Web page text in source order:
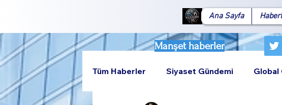
Ana Sayfa
Manşet haberler
Tüm Haberler Siyaset Gündemi Global